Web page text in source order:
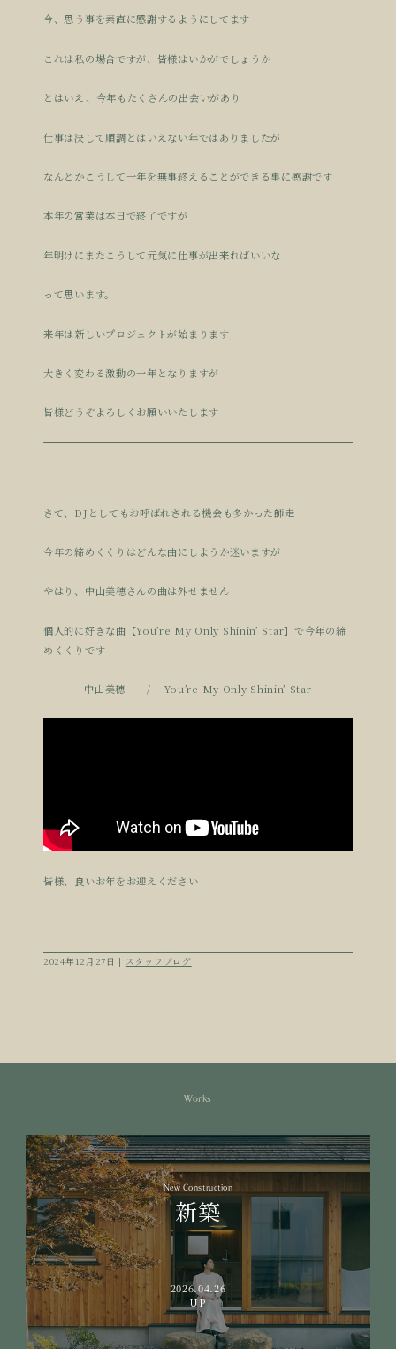
今、思う事を素直に感謝するようにしてます
これは私の場合ですが、皆様はいかがでしょうか
とはいえ、今年もたくさんの出会いがあり
仕事は決して順調とはいえない年ではありましたが
なんとかこうして一年を無事終えることができる事に感謝です
本年の営業は本日で終了ですが
年明けにまたこうして元気に仕事が出来ればいいな
って思います。
来年は新しいプロジェクトが始まります
大きく変わる激動の一年となりますが
皆様どうぞよろしくお願いいたします
さて、DJとしてもお呼ばれされる機会も多かった師走
今年の締めくくりはどんな曲にしようか迷いますが
やはり、中山美穂さんの曲は外せません
個人的に好きな曲【You’re My Only Shinin’ Star】で今年の締
めくくりです
中山美穂 / You’re My Only Shinin’ Star
皆様、良いお年をお迎えください
2024年12月27日 | スタッフブログ
Works
New Construction
新築
2026.04.26
UP